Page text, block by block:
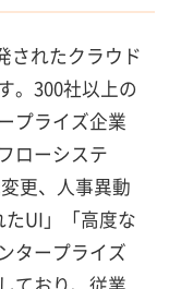
されたクラウド
。300社以上の
プライズ企業
ローシステ
更、人事異動
UI」「高度な
タープライズ